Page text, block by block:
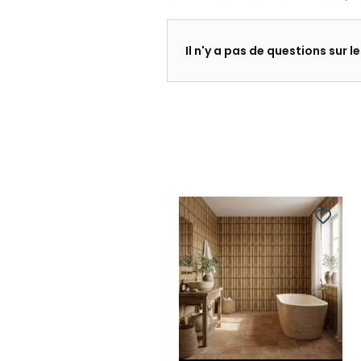
Il n'y a pas de questions sur
favorite_border